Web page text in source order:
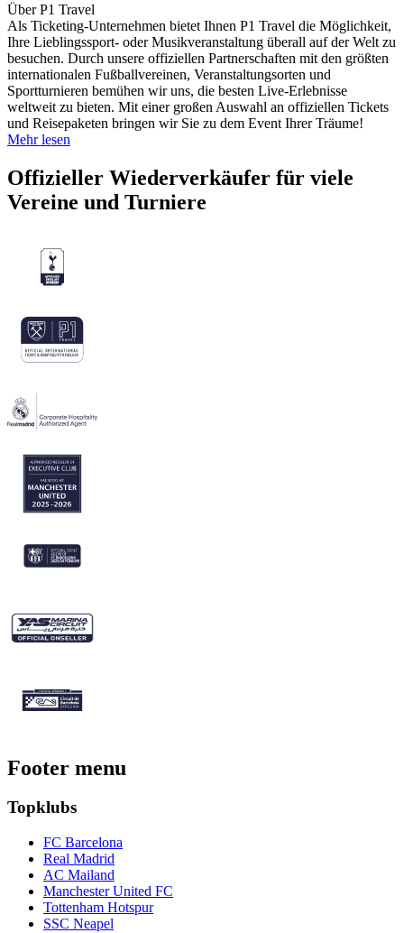
Über P1 Travel
Als Ticketing-Unternehmen bietet Ihnen P1 Travel die Möglichkeit,
Ihre Lieblingssport- oder Musikveranstaltung überall auf der Welt zu
besuchen. Durch unsere offiziellen Partnerschaften mit den größten
internationalen Fußballvereinen, Veranstaltungsorten und
Sportturnieren bemühen wir uns, die besten Live-Erlebnisse
weltweit zu bieten. Mit einer großen Auswahl an offiziellen Tickets
und Reisepaketen bringen wir Sie zu dem Event Ihrer Träume!
Mehr lesen
Offizieller Wiederverkäufer für viele
Vereine und Turniere
Footer menu
Topklubs
FC Barcelona
Real Madrid
AC Mailand
Manchester United FC
Tottenham Hotspur
SSC Neapel